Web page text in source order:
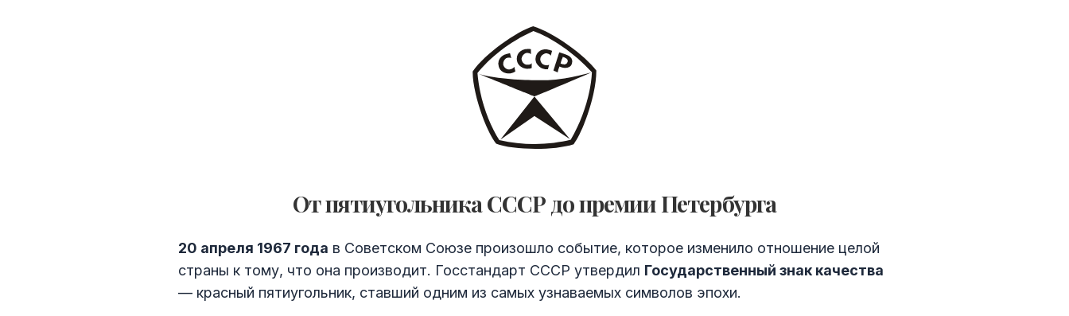
От пятиугольника СССР до премии Петербурга
20 апреля 1967 года в Советском Союзе произошло событие, которое изменило отношение целой
страны к тому, что она производит. Госстандарт СССР утвердил Государственный знак качества
— красный пятиугольник, ставший одним из самых узнаваемых символов эпохи.